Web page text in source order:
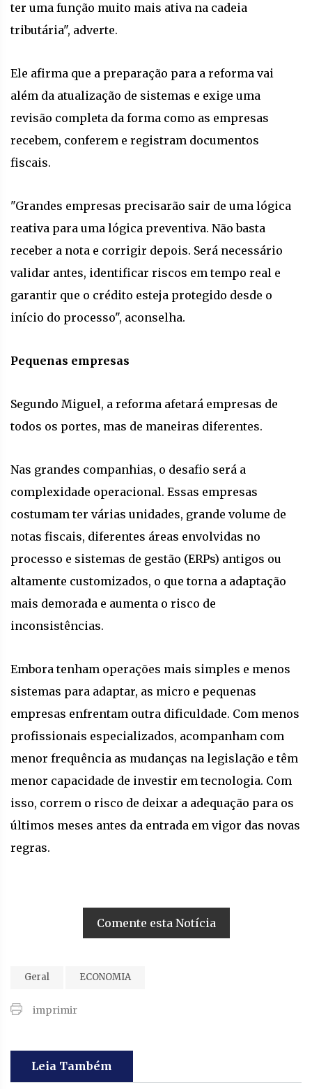
ter uma função muito mais ativa na cadeia
tributária", adverte.
Ele afirma que a preparação para a reforma vai
além da atualização de sistemas e exige uma
revisão completa da forma como as empresas
recebem, conferem e registram documentos
fiscais.
"Grandes empresas precisarão sair de uma lógica
reativa para uma lógica preventiva. Não basta
receber a nota e corrigir depois. Será necessário
validar antes, identificar riscos em tempo real e
garantir que o crédito esteja protegido desde o
início do processo", aconselha.
Pequenas empresas
Segundo Miguel, a reforma afetará empresas de
todos os portes, mas de maneiras diferentes.
Nas grandes companhias, o desafio será a
complexidade operacional. Essas empresas
costumam ter várias unidades, grande volume de
notas fiscais, diferentes áreas envolvidas no
processo e sistemas de gestão (ERPs) antigos ou
altamente customizados, o que torna a adaptação
mais demorada e aumenta o risco de
inconsistências.
Embora tenham operações mais simples e menos
sistemas para adaptar, as micro e pequenas
empresas enfrentam outra dificuldade. Com menos
profissionais especializados, acompanham com
menor frequência as mudanças na legislação e têm
menor capacidade de investir em tecnologia. Com
isso, correm o risco de deixar a adequação para os
últimos meses antes da entrada em vigor das novas
regras.
Comente esta Notícia
Geral ECONOMIA
imprimir
Leia Também